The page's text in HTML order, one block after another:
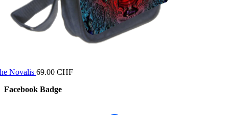
Novalis 69.00 CHF
Facebook Badge